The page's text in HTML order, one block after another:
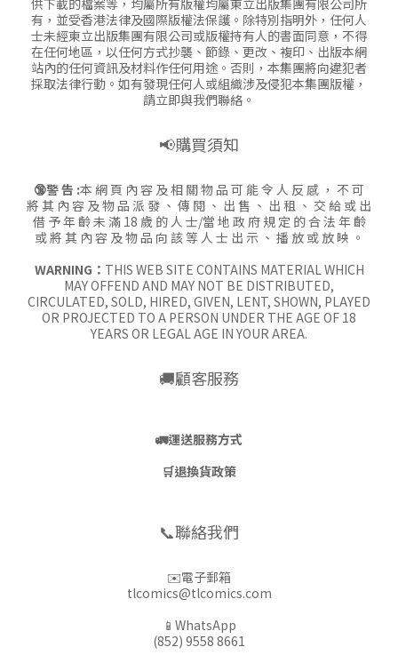
供下載的檔案等，均屬所有版權均屬東立出版集團有限公司所
有，並受香港法律及國際版權法保護。除特別指明外，任何人
士未經東立出版集團有限公司或版權持有人的書面同意，不得
在任何地區，以任何方式抄襲、節錄、更改、複印、出版本網
站內的任何資訊及材料作任何用途。否則，本集團將向違犯者
採取法律行動。如有發現任何人或組織涉及侵犯本集團版權，
請立即與我們聯絡。
📢購買須知
🔞警 告 :本 網 頁 內 容 及 相 關 物 品 可 能 令 人 反 感 ， 不 可
將 其 內 容 及 物 品 派 發 、 傳 閱 、 出 售 、 出 租 、 交 給 或 出
借 予 年 齡 未 滿 18 歲 的 人 士/當 地 政 府 規 定 的 合 法 年 齡
或 將 其 內 容 及 物 品 向 該 等 人 士 出 示 、 播 放 或 放 映 。
WARNING： THIS WEB SITE CONTAINS MATERIAL WHICH
MAY OFFEND AND MAY NOT BE DISTRIBUTED,
CIRCULATED, SOLD, HIRED, GIVEN, LENT, SHOWN, PLAYED
OR PROJECTED TO A PERSON UNDER THE AGE OF 18
YEARS OR LEGAL AGE IN YOUR AREA.
🚚顧客服務
🚛運送服務方式
🛒退換貨政策
📞聯絡我們
✉️電子郵箱
tlcomics@tlcomics.com
📱WhatsApp
(852) 9558 8661